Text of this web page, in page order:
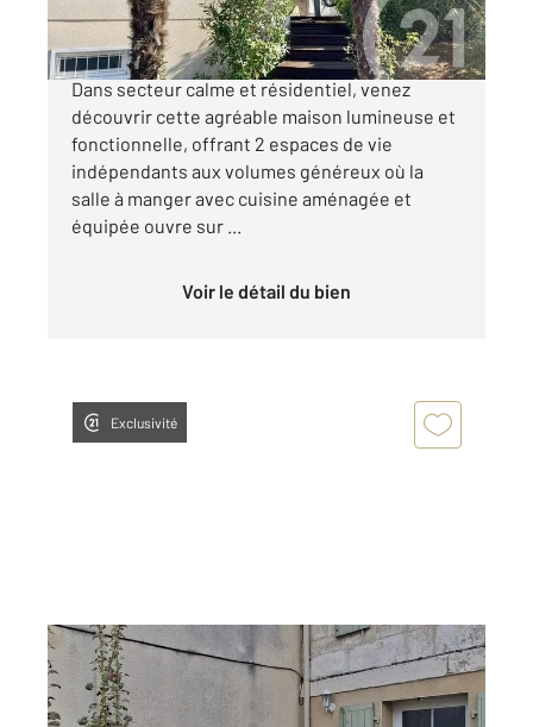
C en EXCLUSIVITE - RUELLE sur TOUVRE -
Dans secteur calme et résidentiel, venez
découvrir cette agréable maison lumineuse et
fonctionnelle, offrant 2 espaces de vie
indépendants aux volumes généreux où la
salle à manger avec cuisine aménagée et
équipée ouvre sur ...
Voir le détail du bien
Exclusivité
ANGOULEME 16
44 m2, 3 pièces
Ref : 8224